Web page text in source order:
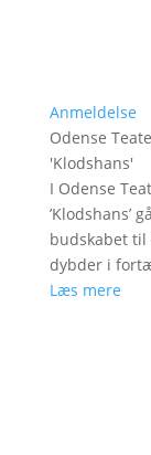
Anmeldelse
Odense
'Klodshans'
I Odense
’Klodshans’
budskabet
dybder i
Læs mere